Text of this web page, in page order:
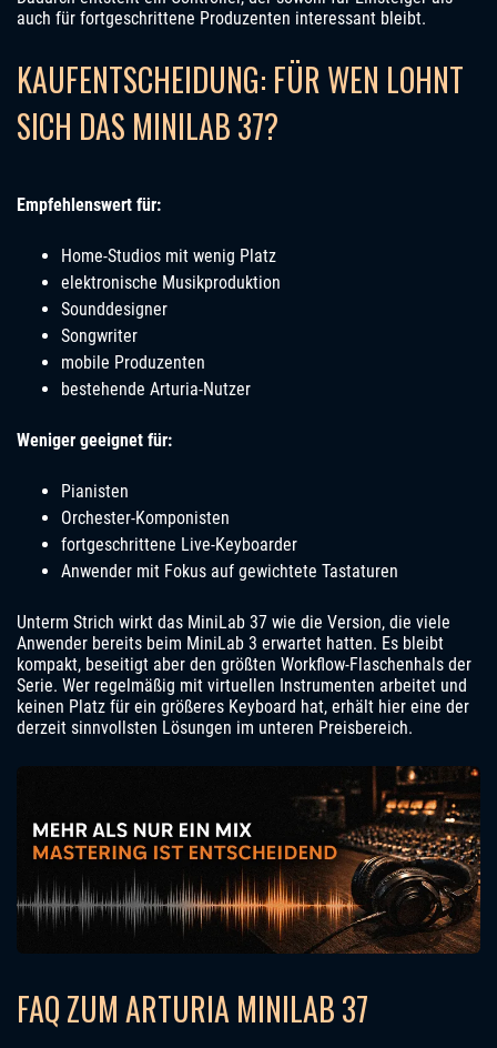
auch für fortgeschrittene Produzenten interessant bleibt.
KAUFENTSCHEIDUNG: FÜR WEN LOHNT
SICH DAS MINILAB 37?
Empfehlenswert für:
Home-Studios mit wenig Platz
elektronische Musikproduktion
Sounddesigner
Songwriter
mobile Produzenten
bestehende Arturia-Nutzer
Weniger geeignet für:
Pianisten
Orchester-Komponisten
fortgeschrittene Live-Keyboarder
Anwender mit Fokus auf gewichtete Tastaturen
Unterm Strich wirkt das MiniLab 37 wie die Version, die viele
Anwender bereits beim MiniLab 3 erwartet hatten. Es bleibt
kompakt, beseitigt aber den größten Workflow-Flaschenhals der
Serie. Wer regelmäßig mit virtuellen Instrumenten arbeitet und
keinen Platz für ein größeres Keyboard hat, erhält hier eine der
derzeit sinnvollsten Lösungen im unteren Preisbereich.
FAQ ZUM ARTURIA MINILAB 37